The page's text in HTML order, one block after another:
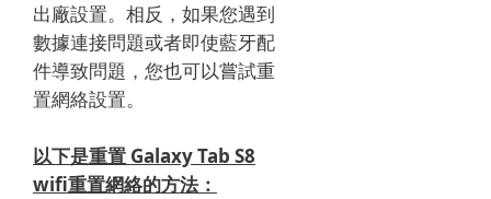
出廠設置。 相反，如果您遇到
數據連接問題或者即使藍牙配
件導致問題，您也可以嘗試重
置網絡設置。
以下是重置 Galaxy Tab S8
wifi重置網絡的方法：